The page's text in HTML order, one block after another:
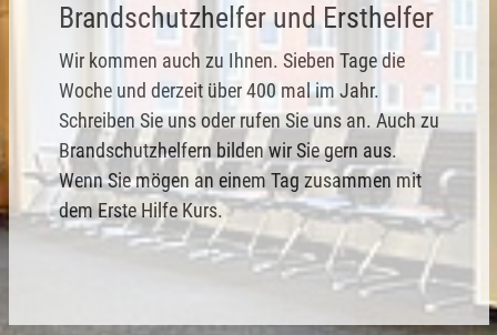
Brandschutzhelfer und Ersthelfer
Wir kommen auch zu Ihnen. Sieben Tage die
Woche und derzeit über 400 mal im Jahr.
Schreiben Sie uns oder rufen Sie uns an. Auch zu
Brandschutzhelfern bilden wir Sie gern aus.
Wenn Sie mögen an einem Tag zusammen mit
dem Erste Hilfe Kurs.